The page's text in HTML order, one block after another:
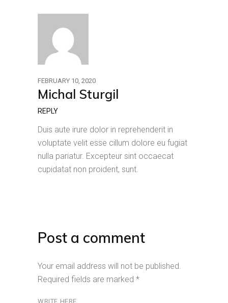
FEBRUARY 10, 2020
Michal Sturgil
REPLY
Duis aute irure dolor in reprehenderit in
voluptate velit esse cillum dolore eu fugiat
nulla pariatur. Excepteur sint occaecat
cupidatat non proident, sunt.
Post a comment
Your email address will not be published.
Required fields are marked *